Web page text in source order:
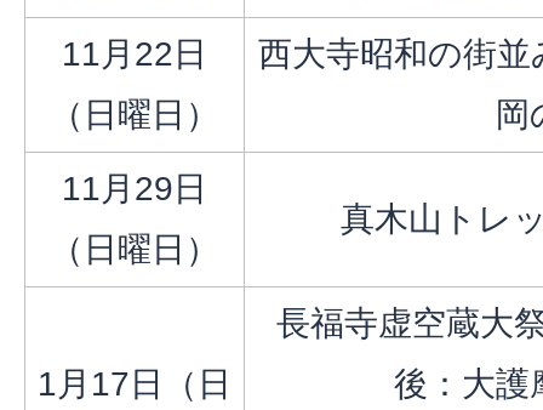
11月22日
（日曜日）
西大寺昭和の街
岡
11月29日
（日曜日）
真木山トレ
1月17日（日
長福寺虚空蔵大
後：大護